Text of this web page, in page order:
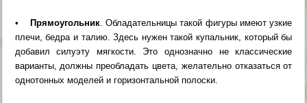
• Прямоугольник. Обладательницы такой фигуры имеют узкие
плечи, бедра и талию. Здесь нужен такой купальник, который бы
добавил силуэту мягкости. Это однозначно не классические
варианты, должны преобладать цвета, желательно отказаться от
однотонных моделей и горизонтальной полоски.